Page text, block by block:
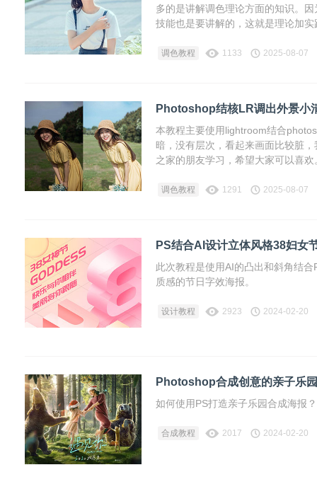
多的是讲解调色理论方面的知识。
技能也是要讲解的，这就是理论加实
调色教程 1133 2025-08-07
Photoshop结核LR调出外景小
本教程主要使用lightroom结合
暗，没有层次，看起来画面比较脏
之家的朋友学习，希望大家可以喜欢
调色教程 1291 2025-08-07
PS结合AI设计立体风格38妇女
此次教程是使用AI的凸出和斜角结
质感的节日字效海报。
设计教程 2923 2024-02-20
Photoshop合成创意的亲子乐
如何使用PS打造亲子乐园合成海报
合成教程 2017 2024-02-20